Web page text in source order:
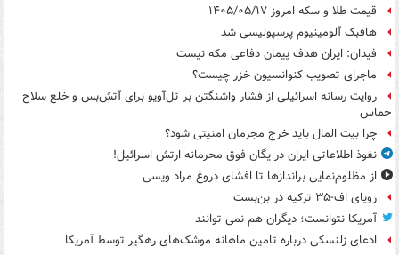
قیمت طلا و سکه امروز ۱۴۰۵/۰۵/۱۷
هافبک آلومینیوم پرسپولیسی شد
فیدان: ایران هدف پیمان دفاعی مکه نیست
ماجرای تصویب کنوانسیون خزر چیست؟
روایت رسانه اسرائیلی از فشار واشنگتن بر تل‌آویو برای آتش‌بس و خلع سلاح
حماس
چرا بیت المال باید خرج مجرمان امنیتی شود؟
نفوذ اطلاعاتی ایران در یگان فوق محرمانه ارتش اسرائیل!
از مظلوم‌نمایی براندازها تا افشای دروغ مراد ویسی
رویای اف-۳۵ ترکیه در بن‌بست
آمریکا نتوانست؛ دیگران هم نمی توانند
ادعای زلنسکی درباره تامین ماهانه موشک‌های رهگیر توسط آمریکا